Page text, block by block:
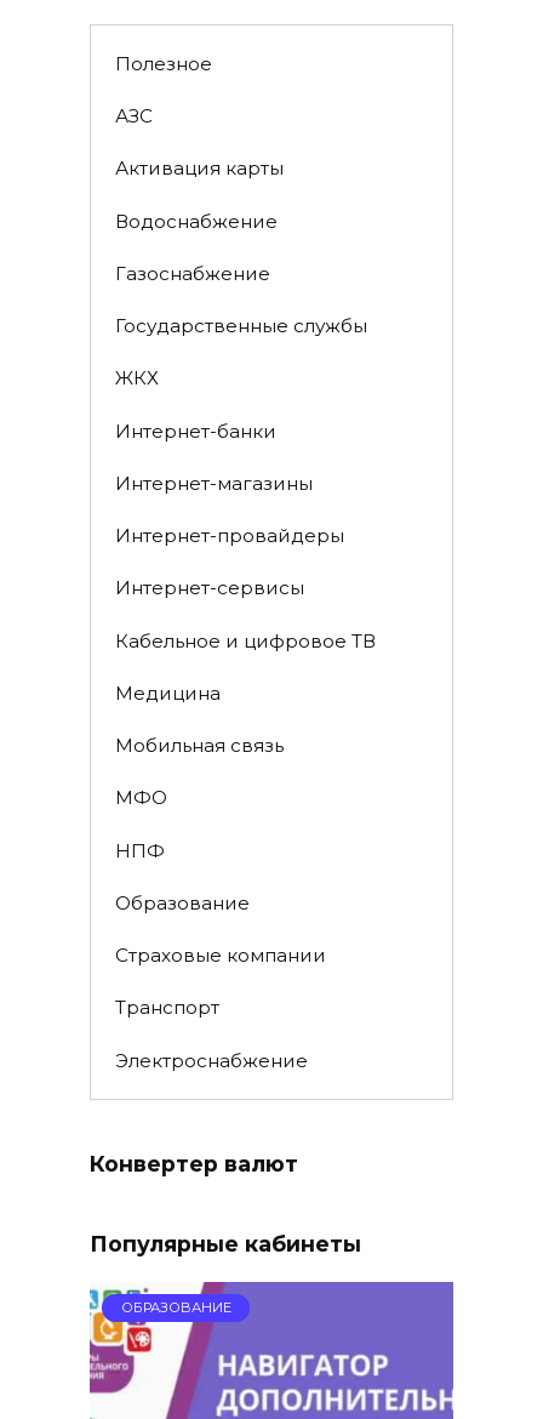
Полезное
АЗС
Активация карты
Водоснабжение
Газоснабжение
Государственные службы
ЖКХ
Интернет-банки
Интернет-магазины
Интернет-провайдеры
Интернет-сервисы
Кабельное и цифровое ТВ
Медицина
Мобильная связь
МФО
НПФ
Образование
Страховые компании
Транспорт
Электроснабжение
Конвертер валют
Популярные кабинеты
ОБРАЗОВАНИЕ